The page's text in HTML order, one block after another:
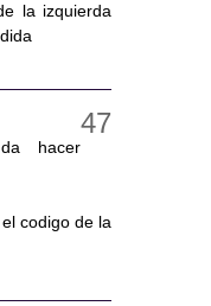
la izquierda
hacer
codigo de la